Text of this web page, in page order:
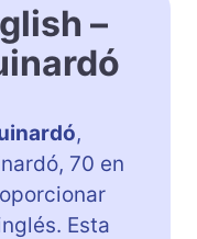
–
,
70 en
Esta